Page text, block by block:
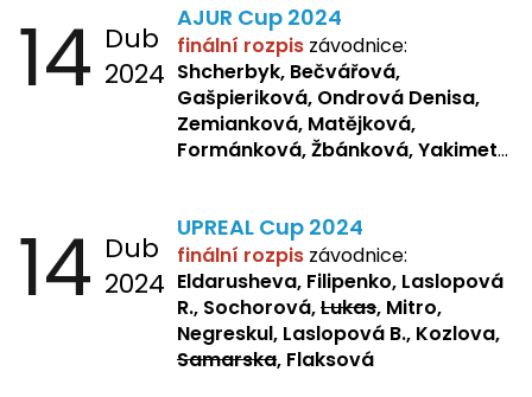
Žbánková, Sochorová
14 Dub
2024
AJUR Cup 2024
finální rozpis závodnice:
Shcherbyk, Bečvářová,
Gašpieriková, Ondrová Denisa,
Zemianková, Matějková,
Formánková, Žbánková, Yakimets,
14 Dub
2024
UPREAL Cup 2024
finální rozpis závodnice:
Eldarusheva, Filipenko, Laslopová
R., Sochorová,Lukas, Mitro,
Negreskul, Laslopová B., Kozlova,
Samarska, Flaksová